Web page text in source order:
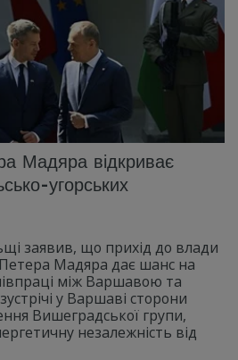
Мадяра відкриває
угорських
заявив, що прихід до влади
Мадяра дає шанс на
між Варшавою та
у Варшаві сторони
Вишеградської групи,
незалежність від